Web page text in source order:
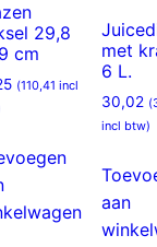
29,8
cm
(110,41 incl
met
6 L.
30,02 (
incl btw)
aan